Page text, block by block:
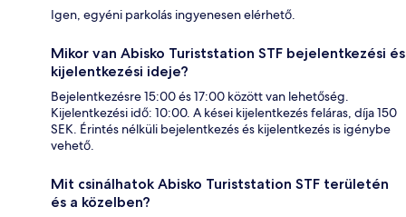
Igen, egyéni parkolás ingyenesen elérhető.
Mikor van Abisko Turiststation STF bejelentkezési és
kijelentkezési ideje?
Bejelentkezésre 15:00 és 17:00 között van lehetőség.
Kijelentkezési idő: 10:00. A kései kijelentkezés feláras, díja 150
SEK. Érintés nélküli bejelentkezés és kijelentkezés is igénybe
vehető.
Mit csinálhatok Abisko Turiststation STF területén
és a közelben?